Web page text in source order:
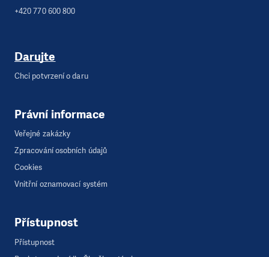
+420 770 600 800
Darujte
Chci potvrzení o daru
Právní informace
Veřejné zakázky
Zpracování osobních údajů
Cookies
Vnitřní oznamovací systém
Přístupnost
Přístupnost